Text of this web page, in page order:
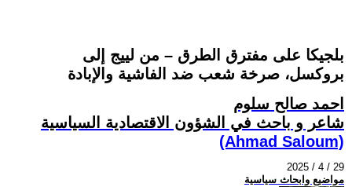
بلجيكا على مفترق الطرق – من لييج إلى
بروكسل، صرخة شعب ضد الفاشية والإبادة
احمد صالح سلوم
شاعر و باحث في الشؤون الاقتصادية السياسية
(Ahmad Saloum)
2025 / 4 / 29
مواضيع وابحاث سياسية